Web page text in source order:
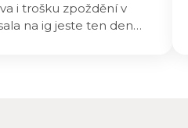
i trošku zpoždění v
na ig jeste ten den